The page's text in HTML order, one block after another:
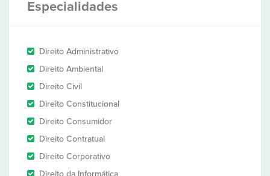
Especialidades
Direito Administrativo
Direito Ambiental
Direito Civil
Direito Constitucional
Direito Consumidor
Direito Contratual
Direito Corporativo
Direito da Informática